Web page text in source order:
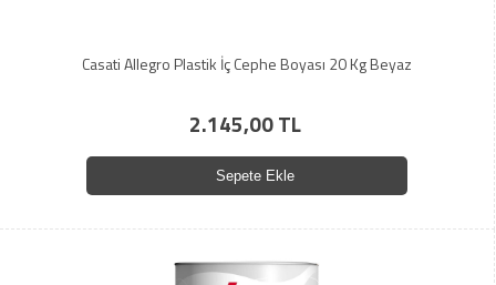
Casati Allegro Plastik İç Cephe Boyası 20 Kg Beyaz
2.145,00 TL
Sepete Ekle